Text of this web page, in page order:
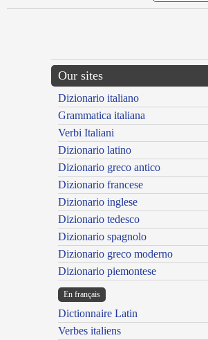
Our sites
Dizionario italiano
Grammatica italiana
Verbi Italiani
Dizionario latino
Dizionario greco antico
Dizionario francese
Dizionario inglese
Dizionario tedesco
Dizionario spagnolo
Dizionario greco moderno
Dizionario piemontese
En français
Dictionnaire Latin
Verbes italiens